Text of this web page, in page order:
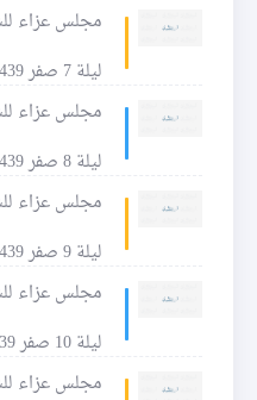
مجلس عزاء
ليلة 7 صفر 1439 للهجرة
مجلس عزاء
ليلة 8 صفر 1439 للهجرة
مجلس عزاء
ليلة 9 صفر 1439 للهجرة
مجلس عزاء
ليلة 10 صفر 1439 للهجرة
مجلس عزاء